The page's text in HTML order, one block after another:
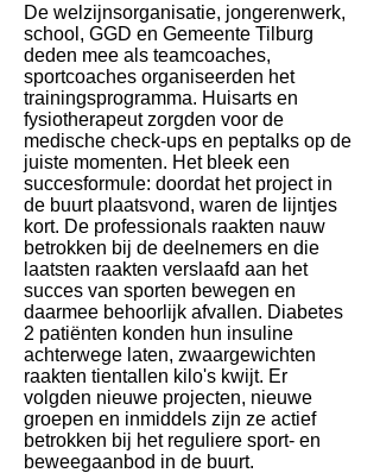
De welzijnsorganisatie, jongerenwerk,
school, GGD en Gemeente Tilburg
deden mee als teamcoaches,
sportcoaches organiseerden het
trainingsprogramma. Huisarts en
fysiotherapeut zorgden voor de
medische check-ups en peptalks op de
juiste momenten. Het bleek een
succesformule: doordat het project in
de buurt plaatsvond, waren de lijntjes
kort. De professionals raakten nauw
betrokken bij de deelnemers en die
laatsten raakten verslaafd aan het
succes van sporten bewegen en
daarmee behoorlijk afvallen. Diabetes
2 patiënten konden hun insuline
achterwege laten, zwaargewichten
raakten tientallen kilo's kwijt. Er
volgden nieuwe projecten, nieuwe
groepen en inmiddels zijn ze actief
betrokken bij het reguliere sport- en
beweegaanbod in de buurt.